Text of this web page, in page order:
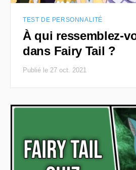
TEST DE PERSONNALITÉ
À qui ressemblez-
dans Fairy Tail ?
Publié le 27 oct. 2021